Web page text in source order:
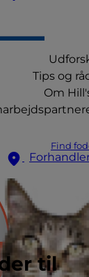
Tips og
Om
Find
til